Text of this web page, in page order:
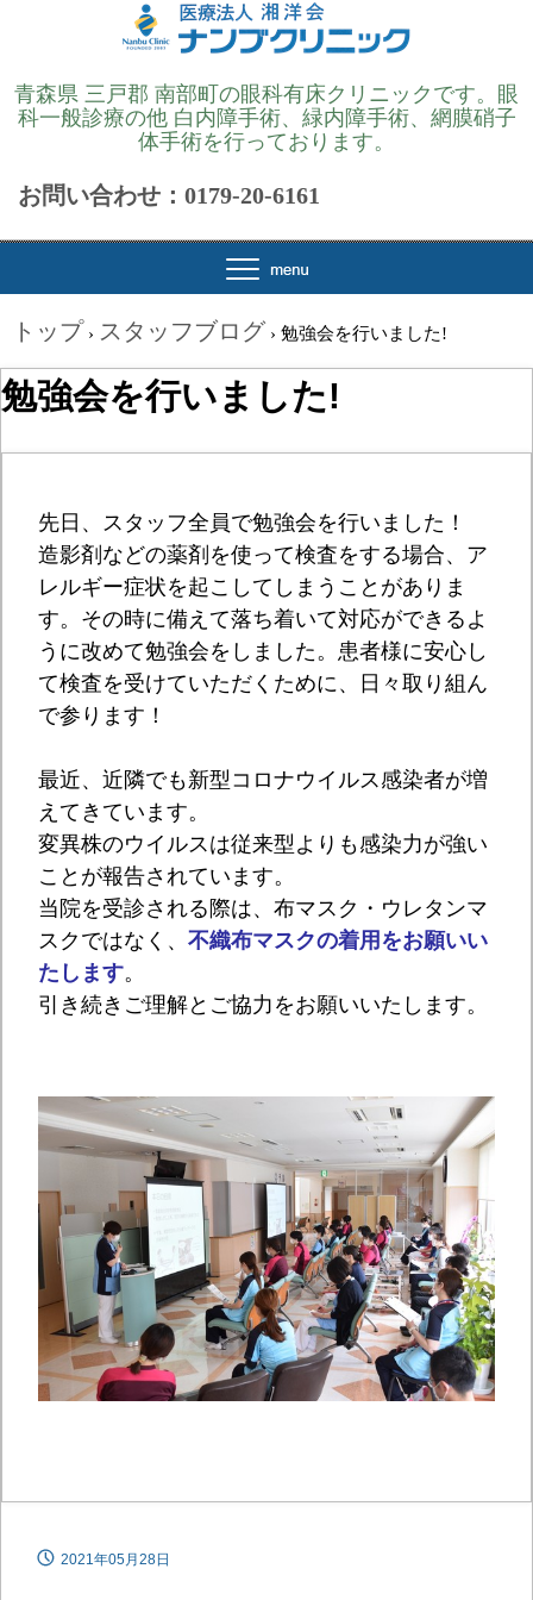
青森県 三戸郡 南部町の眼科有床クリニックです。眼
科一般診療の他 白内障手術、緑内障手術、網膜硝子
体手術を行っております。
お問い合わせ：0179-20-6161
トップ › スタッフブログ › 勉強会を行いました!
勉強会を行いました!
先日、スタッフ全員で勉強会を行いました！
造影剤などの薬剤を使って検査をする場合、ア
レルギー症状を起こしてしまうことがありま
す。その時に備えて落ち着いて対応ができるよ
うに改めて勉強会をしました。患者様に安心し
て検査を受けていただくために、日々取り組ん
で参ります！
最近、近隣でも新型コロナウイルス感染者が増
えてきています。
変異株のウイルスは従来型よりも感染力が強い
ことが報告されています。
当院を受診される際は、布マスク・ウレタンマ
スクではなく、 不織布マスクの着用をお願いい
たします。
引き続きご理解とご協力をお願いいたします。
2021年05月28日